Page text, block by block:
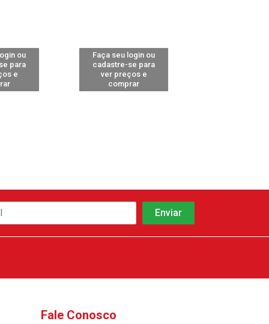
ou
para
e
Faça seu login ou
cadastre-se para
ver preços e
comprar
Fale Conosco